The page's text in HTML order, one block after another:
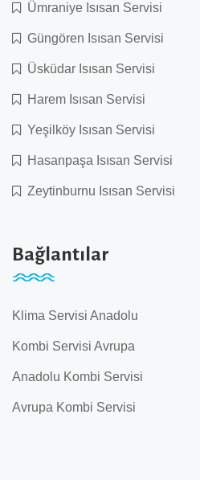
Ümraniye Isısan Servisi
Güngören Isısan Servisi
Üsküdar Isısan Servisi
Harem Isısan Servisi
Yeşilköy Isısan Servisi
Hasanpaşa Isısan Servisi
Zeytinburnu Isısan Servisi
Bağlantılar
Klima Servisi Anadolu
Kombi Servisi Avrupa
Anadolu Kombi Servisi
Avrupa Kombi Servisi